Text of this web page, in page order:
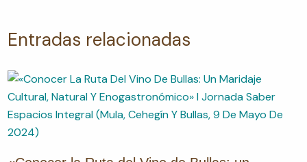
Entradas relacionadas